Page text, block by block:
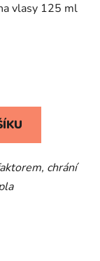
vlasy 125 ml
chrání